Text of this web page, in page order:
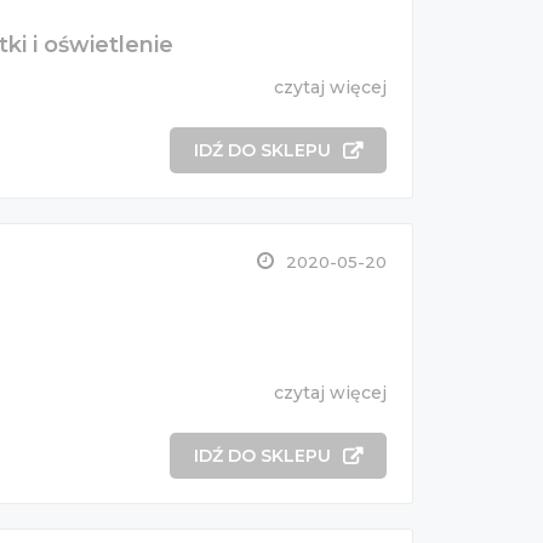
i oświetlenie
czytaj więcej
IDŹ DO SKLEPU
2020-05-20
czytaj więcej
IDŹ DO SKLEPU